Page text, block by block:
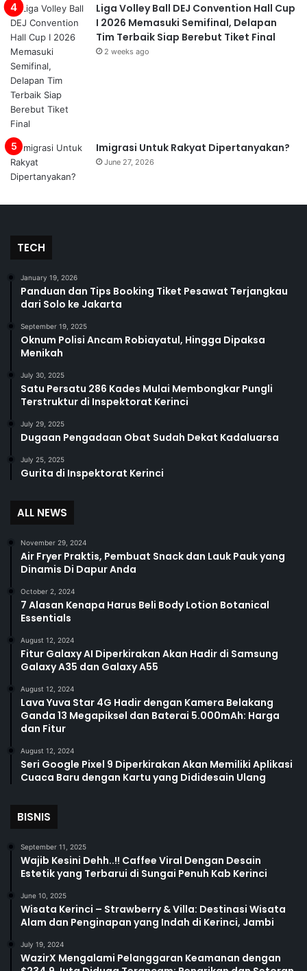
Liga Volley Ball DEJ Convention Hall Cup
I 2026 Memasuki Semifinal, Delapan
Tim Terbaik Siap Berebut Tiket Final
2 weeks ago
Imigrasi Untuk Rakyat Dipertanyakan?
June 27, 2026
TECH
January 19, 2026
Panduan dan Tips Booking Tiket Pesawat Terjangkau
dari Solo ke Jakarta
September 19, 2025
Oknum Polisi Ancam Robiayatul, Hingga Dipaksa
Menikah
July 30, 2025
Satu Persatu 286 Kades Mulai Membongkar Pungli
Terstruktur di Inspektorat Kerinci
July 29, 2025
Dugaan Pengadaan Obat Sudah Dekat Kadaluarsa
July 25, 2025
Gurita di Inspektorat Kerinci
ALL NEWS
November 29, 2024
Air Fryer Praktis, Pembuat Snack dan Lauk Pauk yang
Dinamis Di Dapur Anda
October 2, 2024
7 Alasan Kenapa Harus Beli Body Lotion Botanical
Essentials
August 12, 2024
Fitur Galaxy AI Diperkirakan Akan Hadir di Samsung
Galaxy A35 dan Galaxy A55
August 12, 2024
Lava Yuva Star 4G Hadir dengan Kamera Belakang
Ganda 13 Megapiksel dan Baterai 5.000mAh: Harga
dan Fitur
August 12, 2024
Seri Google Pixel 9 Diperkirakan Akan Memiliki Aplikasi
Cuaca Baru dengan Kartu yang Dididesain Ulang
BISNIS
September 11, 2025
Wajib Kesini Dehh..!! Caffee Viral Dengan Desain
Estetik yang Terbarui di Sungai Penuh Kab Kerinci
June 10, 2025
Wisata Kerinci – Strawberry & Villa: Destinasi Wisata
Alam dan Penginapan yang Indah di Kerinci, Jambi
July 19, 2024
WazirX Mengalami Pelanggaran Keamanan dengan